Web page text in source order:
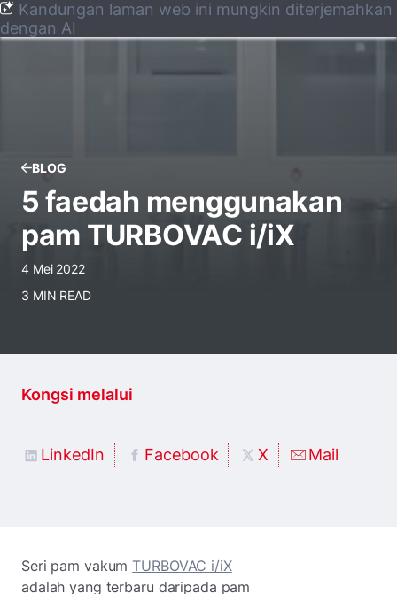
Kandungan laman web ini mungkin diterjemahkan
dengan AI
BLOG
5 faedah menggunakan
pam TURBOVAC i/iX
4 Mei 2022
3 MIN READ
Kongsi melalui
LinkedIn Facebook X Mail
Seri pam vakum TURBOVAC i/iX
adalah yang terbaru daripada pam